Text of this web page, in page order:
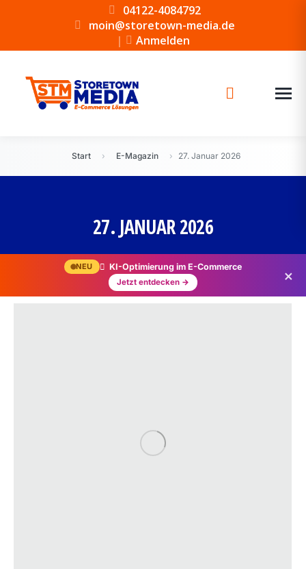
04122-4084792
moin@storetown-media.de
|
Anmelden
Start › E-Magazin › 27. Januar 2026
NEU KI-Optimierung im E-Commerce
Jetzt entdecken → ×
27. JANUAR 2026